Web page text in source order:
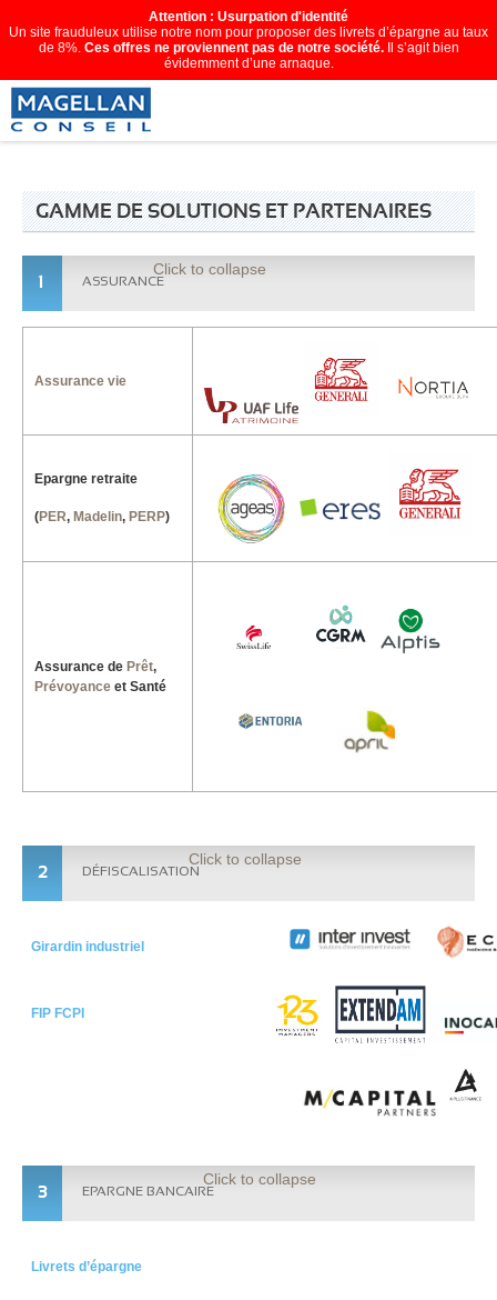
Attention : Usurpation d'identité
Un site frauduleux utilise notre nom pour proposer des livrets d’épargne au taux
de 8%. Ces offres ne proviennent pas de notre société.Il s’agit bien
évidemment d’une arnaque.
GAMME DE SOLUTIONS ET PARTENAIRES
1 ASSURANCE
Click to collapse
Assurance vie
Epargne retraite
(PER, Madelin, PERP)
Assurance de Prêt,
Prévoyance et Santé
2 DÉFISCALISATION
Click to collapse
Girardin industriel
FIP FCPI
3 EPARGNE BANCAIRE
Click to collapse
Livrets d’épargne